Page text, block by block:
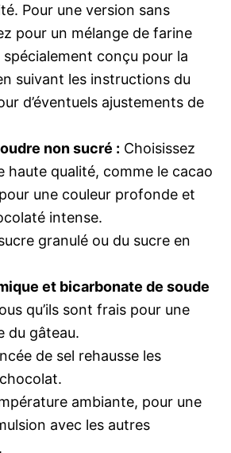
Pour une version sans
pour un mélange de farine
spécialement conçu pour la
suivant les instructions du
d’éventuels ajustements de
non sucré : Choisissez
haute qualité, comme le cacao
une couleur profonde et
intense.
granulé ou du sucre en
et bicarbonate de soude
qu’ils sont frais pour une
du gâteau.
de sel rehausse les
ambiante, pour une
avec les autres